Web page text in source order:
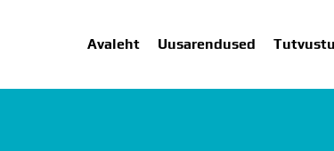
Avaleht Uusarendused